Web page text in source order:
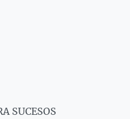
SUCESOS